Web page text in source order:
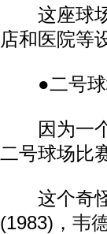
这座球场
店和医院等
●二号球
因为一个
二号球场比
这个奇怪
(1983)， 韦